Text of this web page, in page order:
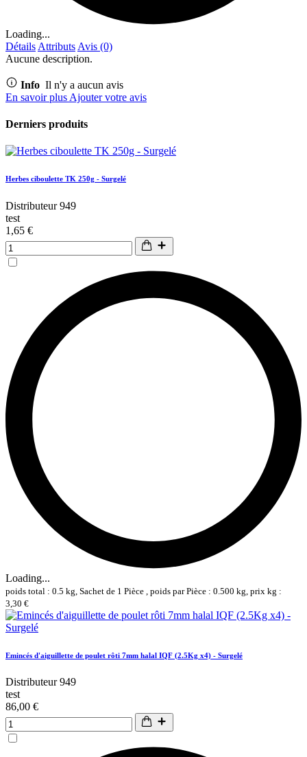
Loading...
Détails Attributs Avis (0)
Aucune description.
Info Il n'y a aucun avis
En savoir plus Ajouter votre avis
Derniers produits
Herbes ciboulette TK 250g - Surgelé
Distributeur 949
test
1,65 €
Loading...
poids total : 0.5 kg, Sachet de 1 Pièce , poids par Pièce : 0.500 kg, prix kg :
3,30 €
Emincés d'aiguillette de poulet rôti 7mm halal IQF (2.5Kg x4) - Surgelé
Distributeur 949
test
86,00 €